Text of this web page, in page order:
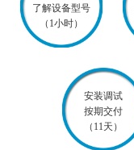
了解设备型号
（1小时）
安装调试
按期交付
（11天）